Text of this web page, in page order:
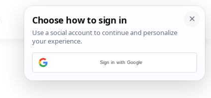
Sign in with Google